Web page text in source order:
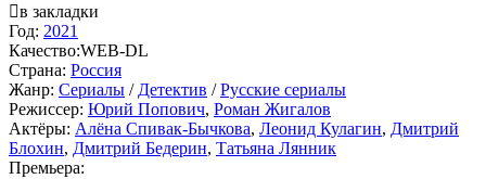
в закладки
Год: 2021
Качество:WEB-DL
Страна: Россия
Жанр: Сериалы / Детектив /Русские сериалы
Режиссер: Юрий Попович, Роман Жигалов
Актёры: Алёна Спивак-Бычкова, Леонид Кулагин, Дмитрий
Блохин, Дмитрий Бедерин, Татьяна Лянник
Премьера: